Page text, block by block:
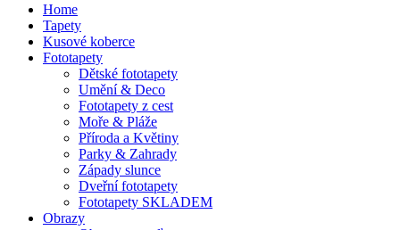
Home
Tapety
Kusové koberce
Fototapety
Dětské fototapety
Umění & Deco
Fototapety z cest
Moře & Pláže
Příroda a Květiny
Parky & Zahrady
Západy slunce
Dveřní fototapety
Fototapety SKLADEM
Obrazy